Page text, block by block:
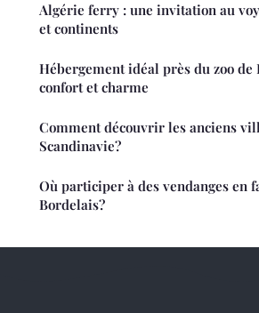
Algérie ferry : une invitation au
et continents
Hébergement idéal près du zoo de
confort et charme
Comment découvrir les anciens
Scandinavie?
Où participer à des vendanges en
Bordelais?